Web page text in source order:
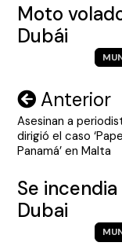
Moto
Dubái
Navegación
de
entradas
Anterior
Asesinan a
dirigió el caso
Panamá’ en Malta
Se
Dubai